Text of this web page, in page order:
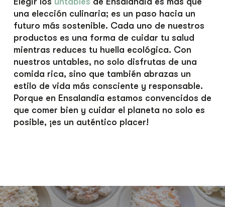
una elección culinaria; es un paso hacia un
futuro más sostenible. Cada uno de nuestros
productos es una forma de cuidar tu salud
mientras reduces tu huella ecológica. Con
nuestros untables, no solo disfrutas de una
comida rica, sino que también abrazas un
estilo de vida más consciente y responsable.
Porque en Ensalandia estamos convencidos de
que comer bien y cuidar el planeta no solo es
posible, ¡es un auténtico placer!